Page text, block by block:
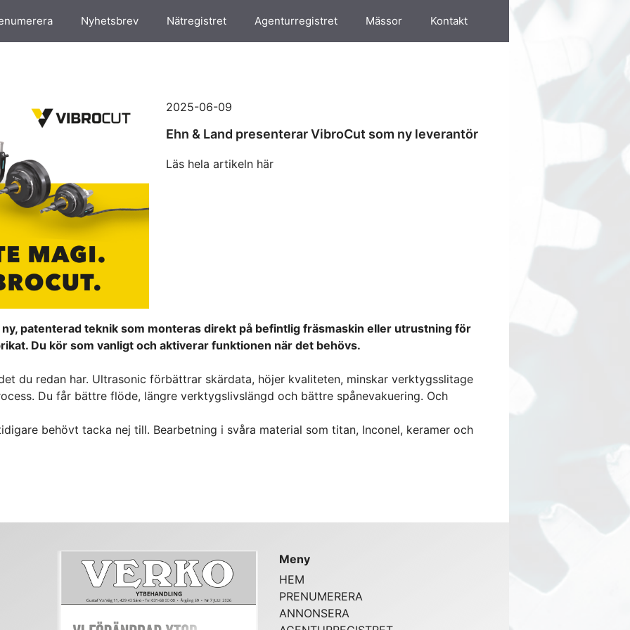
Nyhetsbrev Nätregistret Agenturregistret Mässor Kontakt
2025-06-09
Ehn & Land presenterar VibroCut som ny leverantör
Läs hela artikeln här
patenterad teknik som monteras direkt på befintlig fräsmaskin eller utrustning för
Du kör som vanligt och aktiverar funktionen när det behövs.
du redan har. Ultrasonic förbättrar skärdata, höjer kvaliteten, minskar verktygsslitage
Du får bättre flöde, längre verktygslivslängd och bättre spånevakuering. Och
behövt tacka nej till. Bearbetning i svåra material som titan, Inconel, keramer och
Meny
HEM
PRENUMERERA
ANNONSERA